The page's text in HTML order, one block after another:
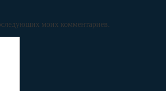
моих комментариев.